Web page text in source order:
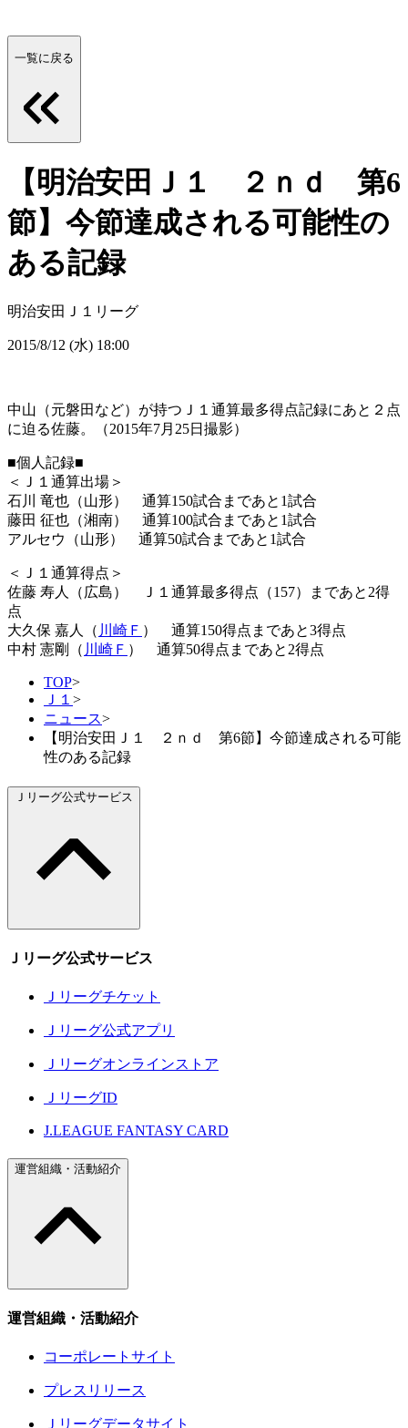
一覧に戻る
【明治安田Ｊ１ ２ｎｄ 第6
節】今節達成される可能性の
ある記録
明治安田Ｊ１リーグ
2015/8/12 (水) 18:00
中山（元磐田など）が持つＪ１通算最多得点記録にあと２点
に迫る佐藤。（2015年7月25日撮影）
■個人記録■
＜Ｊ１通算出場＞
石川 竜也（山形） 通算150試合まであと1試合
藤田 征也（湘南） 通算100試合まであと1試合
アルセウ（山形） 通算50試合まであと1試合
＜Ｊ１通算得点＞
佐藤 寿人（広島） Ｊ１通算最多得点（157）まであと2得
点
大久保 嘉人（ 川崎Ｆ ） 通算150得点まであと3得点
中村 憲剛（ 川崎Ｆ ） 通算50得点まであと2得点
TOP>
Ｊ１ >
ニュース>
【明治安田Ｊ１ ２ｎｄ 第6節】今節達成される可能
性のある記録
Ｊリーグ公式サービス
Ｊリーグ公式サービス
Ｊリーグチケット
Ｊリーグ公式アプリ
Ｊリーグオンラインストア
ＪリーグID
J.LEAGUE FANTASY CARD
運営組織・活動紹介
運営組織・活動紹介
コーポレートサイト
プレスリリース
Ｊリーグデータサイト